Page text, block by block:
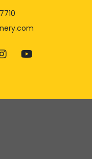
instagram
youtube